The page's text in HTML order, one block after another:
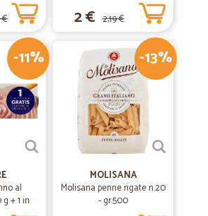
€ 2 € 2,19 €
-11%
al
+ 1 in
-13%
MOLISANA
Molisana penne rigate n.20
- gr.500